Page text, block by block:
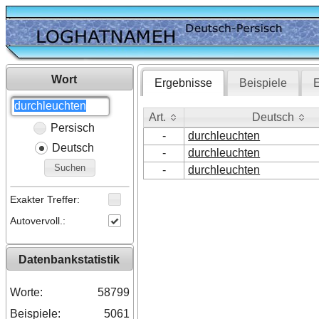
Wort
Persisch
Deutsch
Suchen
Exakter Treffer:
Autovervoll.:
Datenbankstatistik
Worte:
58799
Beispiele:
5061
Ergebnisse Beispiele
Art. Deutsch
Art.
Deutsch
- durchleuchten
-
durchleuchten
-
durchleuchten